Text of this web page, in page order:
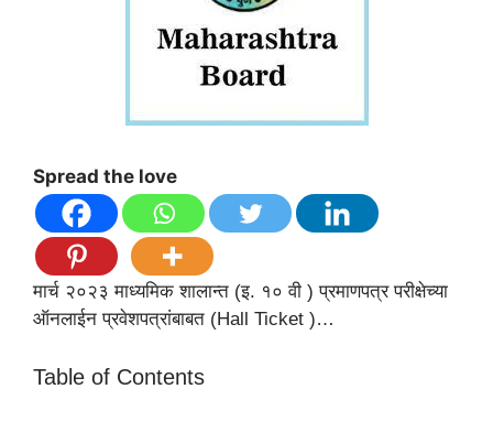
Spread the love
मार्च २०२३ माध्यमिक शालान्त (इ. १० वी ) प्रमाणपत्र परीक्षेच्या
ऑनलाईन प्रवेशपत्रांबाबत (Hall Ticket )…
Table of Contents